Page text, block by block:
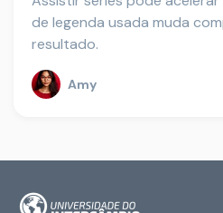
de legenda usada muda
resultado.
Amy